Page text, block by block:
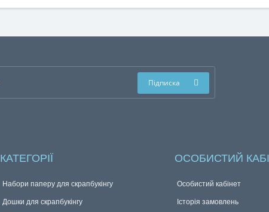
Підписка
КАТЕГОРІЇ
Набори паперу для скрапбукінгу
Дошки для скрапбукінгу
ОСОБИСТИЙ
Особистий кабінет
Історія замовлень